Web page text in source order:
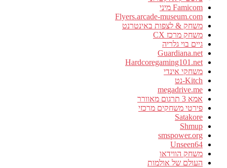
Famicom מיני
Flyers.arcade-museum.com
משחק & לצפות באינטרנט
משחק מרכז CX
גיים בוי גלריה
Guardiana.net
Hardcoregaming101.net
משחקי אינדי
Kitch-נט
megadrive.me
אמא 3 תרגום מאוורר
פירטי משחקים מרכזי
Satakore
Shmup
smspower.org
Unseen64
משחק הווידאו
העולם של אולמות